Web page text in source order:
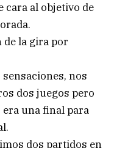
cara al objetivo de
de la gira por
nos
dos juegos pero
una final para
dos partidos en